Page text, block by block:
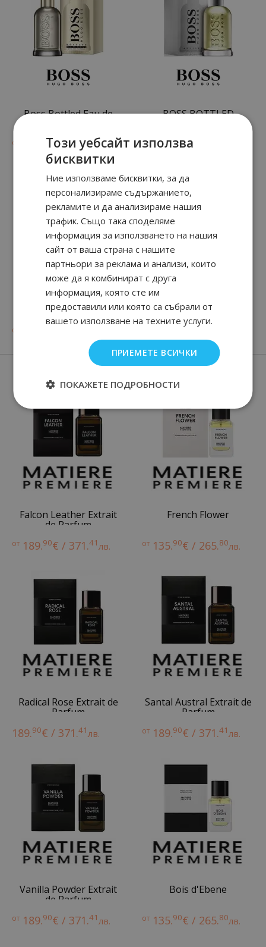
Boss Bottled Eau de
от € / 109.90лв.
BOSS BOTTLED
от 51.08€ / 99.
HUGO
от
BOSS BOTTLED
Нови парфюми
Falcon Leather Extrait
de Parfum
от 189.90€ / 371.41лв.
French Flower
от 135.90€ / 265.80лв.
Radical Rose Extrait de
Parfum
189.90€ / 371.41лв.
Santal Austral Extrait de
Parfum
от 189.90€ / 371.41лв.
Vanilla Powder Extrait
de Parfum
от 189.90€ / 371.41лв.
Bois d'Ebene
от 135.90€ / 265.80лв.
Този уебсайт използва
бисквитки
Ние използваме бисквитки, за да
персонализираме съдържанието,
рекламите и да анализираме нашия
трафик. Също така споделяме
информация за използването на нашия
сайт от ваша страна с нашите
партньори за реклама и анализи, които
може да я комбинират с друга
информация, която сте им
предоставили или която са събрали от
вашето използване на техните услуги.
ПРИЕМЕТЕ ВСИЧКИ
ПОКАЖЕТЕ ПОДРОБНОСТИ